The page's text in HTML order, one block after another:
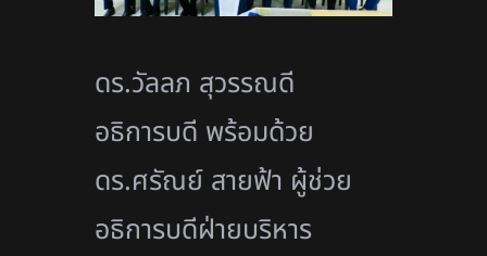
ดร.วัลลภ สุวรรณดี
อธิการบดี พร้อมด้วย
ดร.ศรัณย์ สายฟ้า ผู้ช่วย
อธิการบดีฝ่ายบริหาร